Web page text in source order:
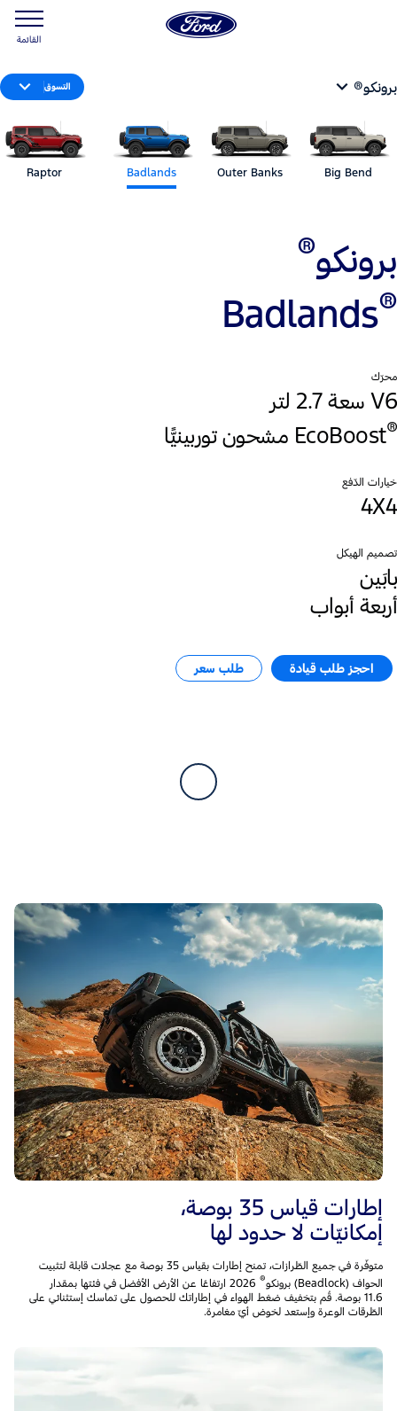
القائمة
برونكو® التسوق
Big Bend
Outer Banks
Badlands
Raptor
برونكو®
®
Badlands
محرّك
V6 سعة 2.7 لتر
EcoBoost®
خيارات الدّفع
4X4
تصميم الهيكل
بابَين
أربعة أبواب
احجز طلب قيادة​ طلب سعر​
إطارات قياس 35 بوصة،
إمكانيّات لا حدود لها
متوفّرة في جميع الطّرازات، تمنح إطارات بقياس 35 بوصة مع عجلات قابلة لتثبيت
الحواف (Beadlock) برونكو
®
2026 ارتفاعًا عن الأرض الأفضل في فئتها بمقدار
11.6 بوصة. قُم بتخفيف ضغط الهواء في إطاراتك للحصول على تماسك إستثنائي على
الطّرقات الوعرة وإستعد لخوض أيّ مغامرة.